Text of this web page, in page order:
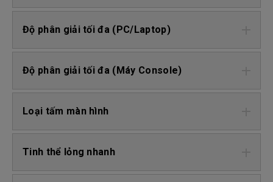
Độ phân giải tối đa (PC/Laptop)
Độ phân giải tối đa (Máy Console)
Loại tấm màn hình
Tinh thể lỏng nhanh